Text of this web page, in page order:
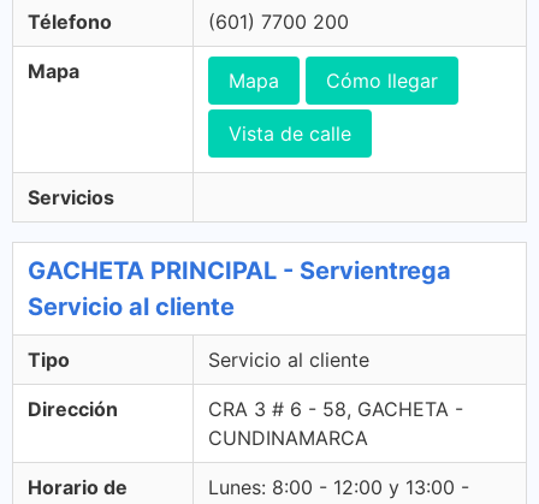
Télefono (601) 7700 200
Mapa Mapa Cómo llegar
Vista de calle
Servicios
GACHETA PRINCIPAL - Servientrega
Servicio al cliente
Tipo Servicio al cliente
Dirección
CRA 3 # 6 - 58, GACHETA -
CUNDINAMARCA
Horario de Lunes: 8:00 - 12:00 y 13:00 -